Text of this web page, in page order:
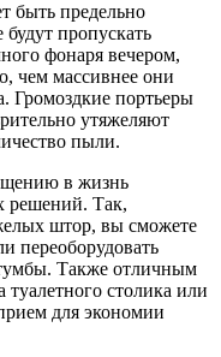
быть предельно
пропускать
фонаря вечером,
чем массивнее они
Громоздкие портьеры
утяжеляют
пыли.
в жизнь
решений. Так,
штор, вы сможете
переоборудовать
Также отличным
туалетного столика или
для экономии